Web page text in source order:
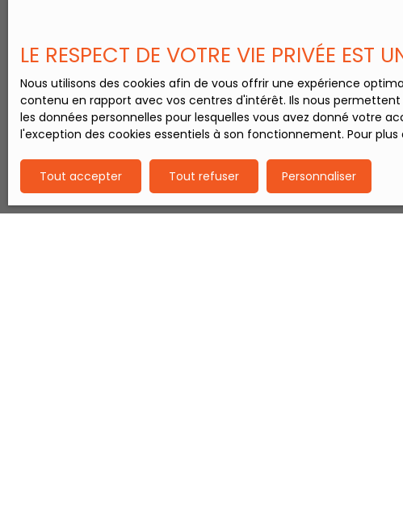
LE RESPECT DE VOTRE VIE PRIVÉE EST
Nous utilisons des cookies afin de vous offrir une expérience
contenu en rapport avec vos centres d'intérêt. Ils nous
les données personnelles pour lesquelles vous avez donné votre
l'exception des cookies essentiels à son fonctionnement. Pour
Tout accepter Tout refuser Personnaliser